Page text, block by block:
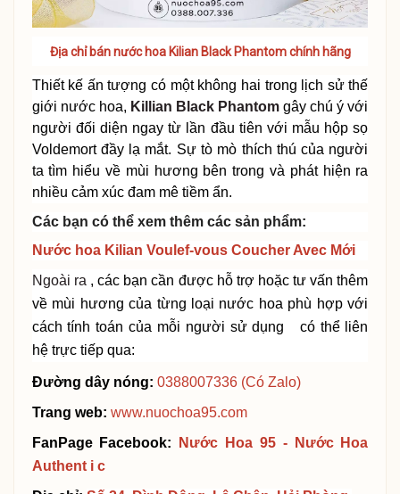
Địa chỉ bán nước hoa Kilian Black Phantom chính hãng
Thiết kế ấn tượng có một không hai trong lịch sử thế
giới nước hoa, Killian Black Phantom gây chú ý với
người đối diện ngay từ lần đầu tiên với mẫu hộp sọ
Voldemort đầy lạ mắt. Sự tò mò thích thú của người
ta tìm hiểu về mùi hương bên trong và phát hiện ra
nhiều cảm xúc đam mê tiềm ẩn.
Các bạn có thể xem thêm các sản phẩm:
Nước hoa Kilian Voulef-vous Coucher Avec Mới
Ngoài ra , các bạn cần được hỗ trợ hoặc tư vấn thêm
về mùi hương của từng loại nước hoa phù hợp với
cách tính toán của mỗi người sử dụng
có thể liên
hệ trực tiếp qua:
Đường dây nóng: 0388007336(Có Zalo)
Trang web: www.nuochoa95.com
FanPage Facebook:
Nước Hoa 95 - Nước Hoa
Authenti c